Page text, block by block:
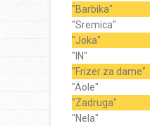
"Barbika"
"Sremica"
"Joka"
"IN"
"Frizer za dame"
"Äole"
"Zadruga"
"Nela"